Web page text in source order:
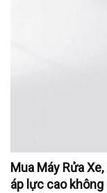
Mua Máy Rửa
áp lực cao